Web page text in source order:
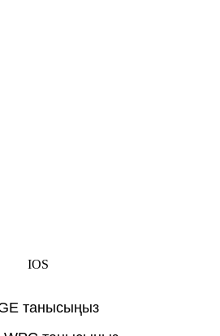
IOS
танысыңыз